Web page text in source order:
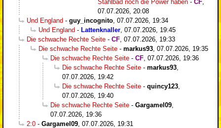
Stahlbad noch die Power haben - CF
07.07.2026, 20:08
Und England - guy_incognito 07.07.2026, 19:34
Und England - Lattenknaller 07.07.2026, 19:45
Die schwache Rechte Seite - CF 07.07.2026, 19:33
Die schwache Rechte Seite - markus93 07.07.2026, 19:35
Die schwache Rechte Seite - CF 07.07.2026, 19:36
Die schwache Rechte Seite - markus93
07.07.2026, 19:42
Die schwache Rechte Seite - quincy123
07.07.2026, 19:40
Die schwache Rechte Seite - Gargamel09
07.07.2026, 19:36
2:0 - Gargamel09 07.07.2026, 19:31